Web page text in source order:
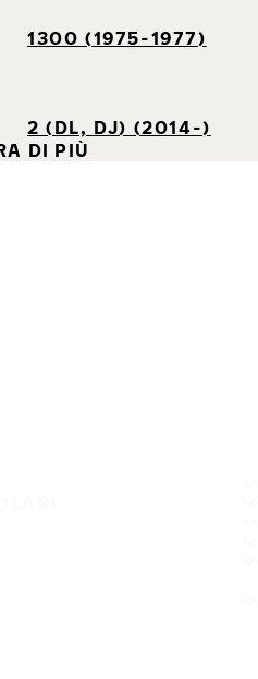
1300 (1975-1977)
2 (DL, DJ) (2014-)
DI PIÙ